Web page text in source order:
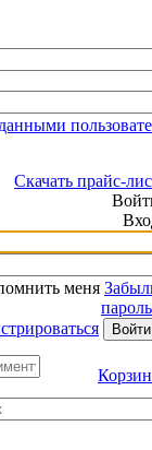
Скачать прайс-лист
Войти
Вход
меня Забыли
пароль?
Корзина